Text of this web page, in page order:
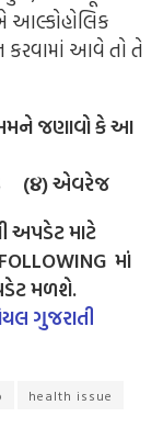
આલ્કોહોલિક
કરવામાં આવે તો તે
જણાવો કે આ
(૪) એવરેજ
અપડેટ માટે
માં
મળશે.
ગુજરાતી
health issue